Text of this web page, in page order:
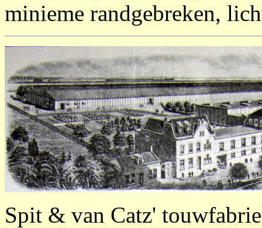
minieme randgebreken,
Spit & van Catz'